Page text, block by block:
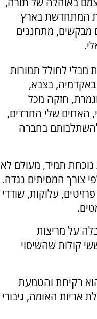
המתחדשת בארץ
מתחננים
מבלי לחולל תמורות
בצבא,
חזקה מכל
האחים שלי החרדים,
בחברה
תמיד, מעולם לא
צורך המסיתים נגדה.
עלוקות, שודדי
על מריצות
קולות שהשיסוי
רקיחת והטמעת
אריות האומה, גיבורי